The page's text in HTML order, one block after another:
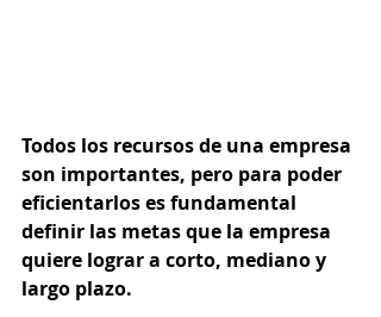
Todos los recursos de una empresa
son importantes, pero para poder
eficientarlos es fundamental
definir las metas que la empresa
quiere lograr a corto, mediano y
largo plazo.